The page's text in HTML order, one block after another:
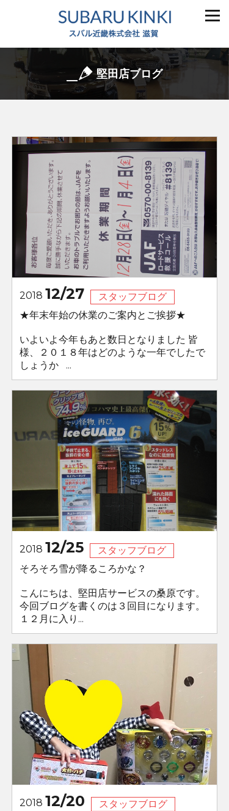
堅田店ブログ
2018 12/27
スタッフブログ
★年末年始の休業のご案内とご挨拶★
いよいよ今年もあと数日となりました 皆
様、２０１８年はどのような一年でしたで
しょうか ...
2018 12/25
スタッフブログ
そろそろ雪が降るころかな？
こんにちは、堅田店サービスの桑原です。
今回ブログを書くのは３回目になります。
１２月に入り...
2018 12/20
スタッフブログ